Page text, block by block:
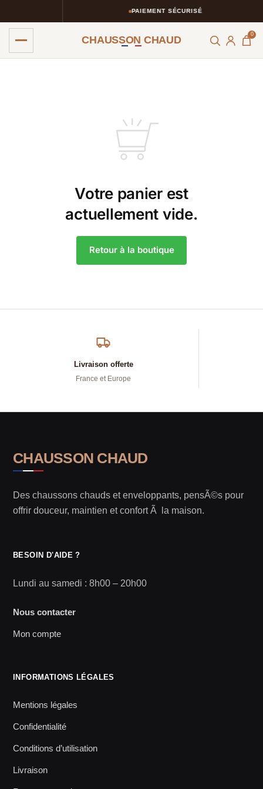
PAIEMENT SÉCURISÉ
CHAUSSON CHAUD 0
Votre panier est
actuellement vide.
Retour à la boutique
Livraison offerte
France et Europe
CHAUSSON CHAUD
Des chaussons chauds et enveloppants, pensÃ©s pour
offrir douceur, maintien et confort Ã la maison.
BESOIN D'AIDE ?
Lundi au samedi : 8h00 – 20h00
Nous contacter
Mon compte
INFORMATIONS LÉGALES
Mentions légales
Confidentialité
Conditions d’utilisation
Livraison